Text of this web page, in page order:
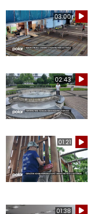
03:00
02:43
01:21
01:38